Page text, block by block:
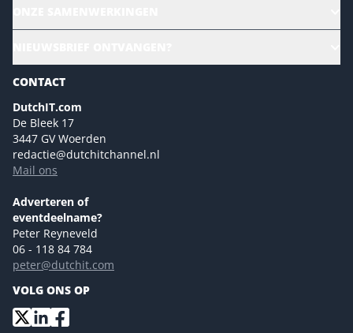
Magazines
Marketingmogelijkheden 2026
Eventmogelijkheden 2026
Advertising opportunities 2026 ENG
Event opportunities 2026 ENG
NL Digital
Versturen
CONTACT
DutchIT.com
De Bleek 17
3447 GV Woerden
redactie@dutchitchannel.nl
Mail ons
Adverteren of
eventdeelname?
Peter Reyneveld
06 - 118 84 784
peter@dutchit.com
VOLG ONS OP